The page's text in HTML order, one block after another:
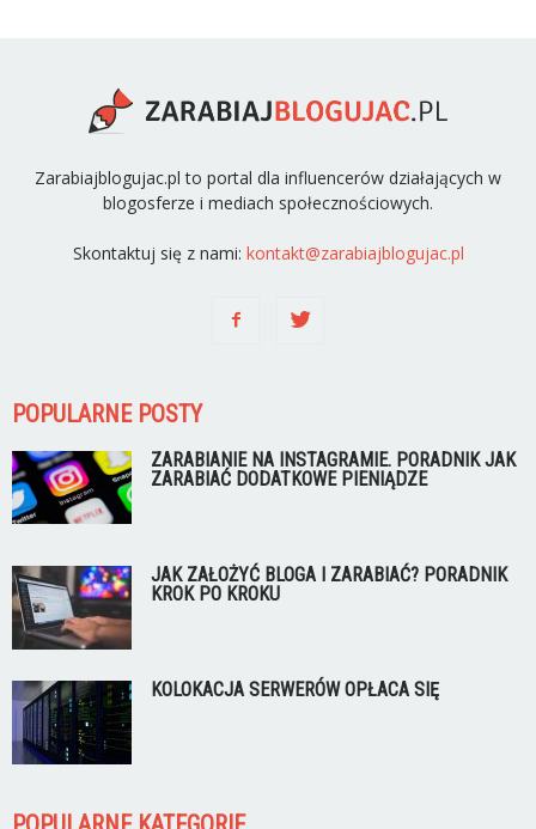
Zarabiajblogujac.pl to portal dla influencerów działających w
blogosferze i mediach społecznościowych.
Skontaktuj się z nami: kontakt@zarabiajblogujac.pl
POPULARNE POSTY
ZARABIANIE NA INSTAGRAMIE. PORADNIK JAK
ZARABIAĆ DODATKOWE PIENIĄDZE
JAK ZAŁOŻYĆ BLOGA I ZARABIAĆ? PORADNIK
KROK PO KROKU
KOLOKACJA SERWERÓW OPŁACA SIĘ